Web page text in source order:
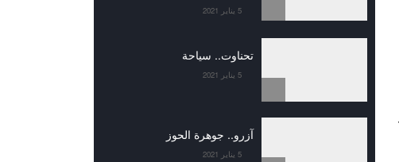
5 يناير 2021
تحناوت.. سياحة
5 يناير 2021
آزرو.. جوهرة الحوز
5 يناير 2021